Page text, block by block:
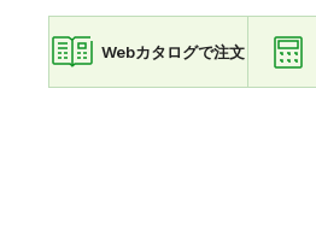
Webカタログで注文